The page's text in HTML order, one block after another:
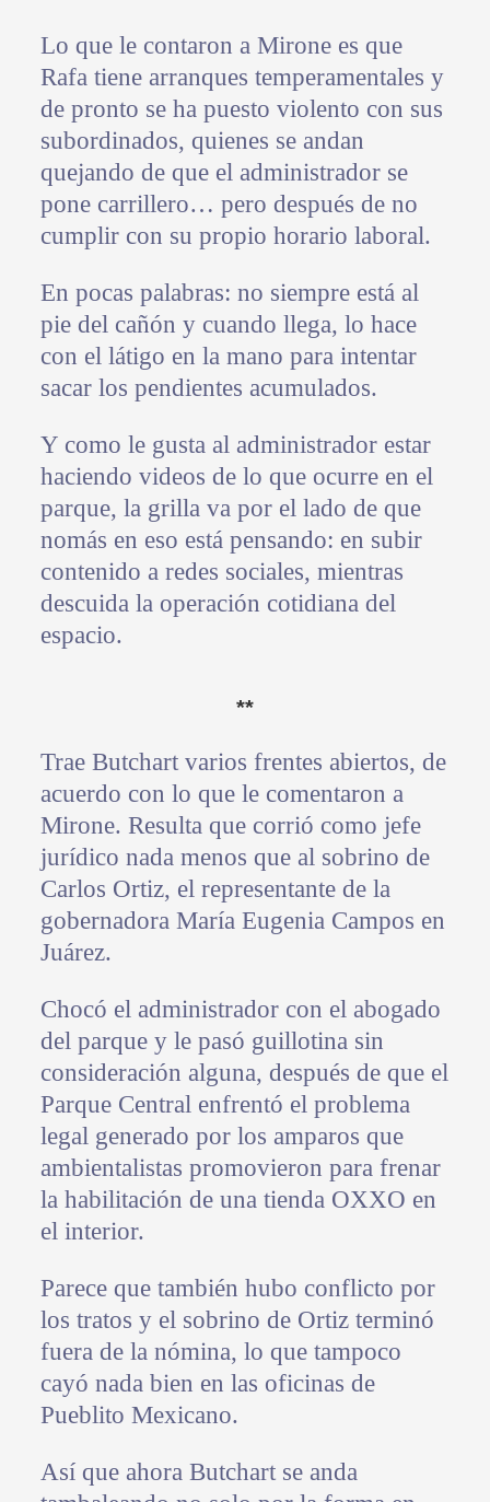
Lo que le contaron a Mirone es que
Rafa tiene arranques temperamentales y
de pronto se ha puesto violento con sus
subordinados, quienes se andan
quejando de que el administrador se
pone carrillero… pero después de no
cumplir con su propio horario laboral.
En pocas palabras: no siempre está al
pie del cañón y cuando llega, lo hace
con el látigo en la mano para intentar
sacar los pendientes acumulados.
Y como le gusta al administrador estar
haciendo videos de lo que ocurre en el
parque, la grilla va por el lado de que
nomás en eso está pensando: en subir
contenido a redes sociales, mientras
descuida la operación cotidiana del
espacio.
**
Trae Butchart varios frentes abiertos, de
acuerdo con lo que le comentaron a
Mirone. Resulta que corrió como jefe
jurídico nada menos que al sobrino de
Carlos Ortiz, el representante de la
gobernadora María Eugenia Campos en
Juárez.
Chocó el administrador con el abogado
del parque y le pasó guillotina sin
consideración alguna, después de que el
Parque Central enfrentó el problema
legal generado por los amparos que
ambientalistas promovieron para frenar
la habilitación de una tienda OXXO en
el interior.
Parece que también hubo conflicto por
los tratos y el sobrino de Ortiz terminó
fuera de la nómina, lo que tampoco
cayó nada bien en las oficinas de
Pueblito Mexicano.
Así que ahora Butchart se anda